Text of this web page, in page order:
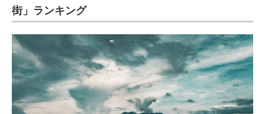
街」ランキング